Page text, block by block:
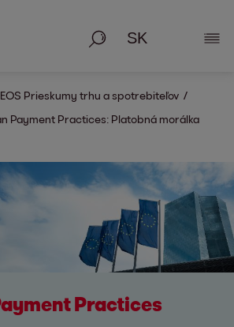
Vyhľadávanie
EOS Prieskumy trhu a spotrebiteľov
Payment Practices: Platobná morálka
Practices